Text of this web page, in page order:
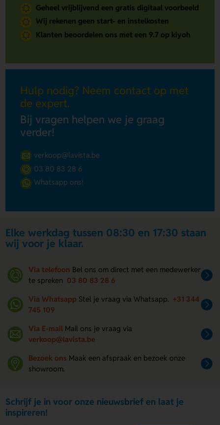
Geheel vrijblijvend een gratis digitaal voorbeeld
Wij rekenen geen start- en instelkosten
Klanten beoordelen ons met een 9.7 op kiyoh
Hulp nodig? Neem contact op met
de expert.
Bij vragen helpen we je graag
verder!
verkoop@lavista.be
03 80 83 28 6
Whatsapp ons!
Elke werkdag tussen 08:30 en 17:30 staan
wij voor je klaar.
Via telefoon Bel ons om direct met een medewerker
te spreken 03 80 83 28 6
Via Whatsapp Stel je vraag via Whatsapp. +31 344
745 109
Via E-mail Mail ons je vraag via
verkoop@lavista.be
Bezoek ons Maak een afspraak en bezoek onze
showroom.
Schrijf je in voor onze nieuwsbrief en laat je
inspireren!